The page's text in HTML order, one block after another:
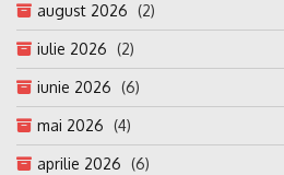
august 2026 (2)
iulie 2026 (2)
iunie 2026 (6)
mai 2026 (4)
aprilie 2026 (6)